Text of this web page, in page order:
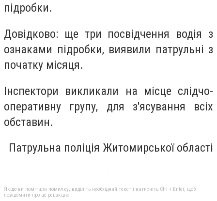
підробки.
Довідково: ще три посвідчення водія з
ознаками підробки, виявили патрульні з
початку місяця.
Інспектори викликали на місце слідчо-
оперативну групу, для з'ясування всіх
обставин.
Патрульна поліція Житомирської області
Якщо ви помітили помилку, виділіть необхідний текст і натисніть Ctrl + Enter, щоб
повідомити про це редакцію